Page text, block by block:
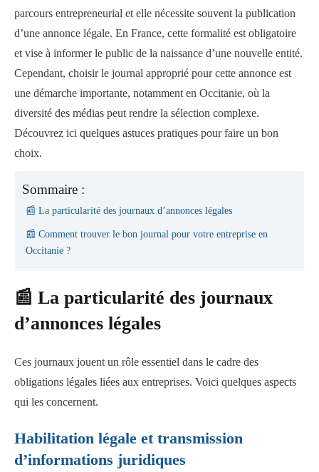
parcours entrepreneurial et elle nécessite souvent la publication
d’une annonce légale. En France, cette formalité est obligatoire
et vise à informer le public de la naissance d’une nouvelle entité.
Cependant, choisir le journal approprié pour cette annonce est
une démarche importante, notamment en Occitanie, où la
diversité des médias peut rendre la sélection complexe.
Découvrez ici quelques astuces pratiques pour faire un bon
choix.
Sommaire :
📰 La particularité des journaux d’annonces légales
📰 Comment trouver le bon journal pour votre entreprise en
Occitanie ?
📰 La particularité des journaux
d’annonces légales
Ces journaux jouent un rôle essentiel dans le cadre des
obligations légales liées aux entreprises. Voici quelques aspects
qui les concernent.
Habilitation légale et transmission
d’informations juridiques